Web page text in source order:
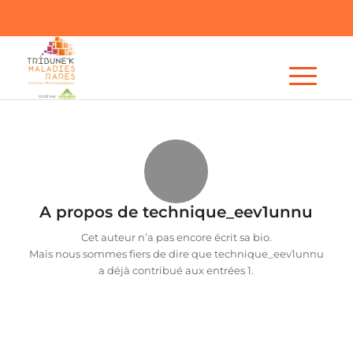
A propos detechnique_eev1unnu
Cet auteur n’a pas encore écrit sa bio.
Mais nous sommes fiers de dire quetechnique_eev1unnu
a déjà contribué aux entrées 1.